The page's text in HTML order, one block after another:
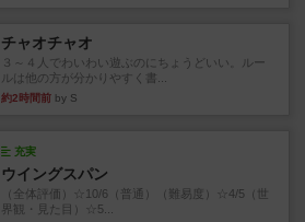
チャオチャオ
３～４人でわいわい遊ぶのにちょうどいい。ルー
ルは他の方が分かりやすく書...
約2時間前 by S
充実
ウイングスパン
（全体評価）☆10/6（普通）（難易度）☆4/5（世
界観・見た目）☆5...